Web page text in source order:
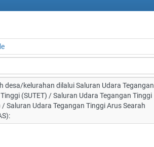
desa/kelurahan dilalui Saluran Udara Tegangan
(SUTET) / Saluran Udara Tegangan Tinggi
/ Saluran Udara Tegangan Tinggi Arus Searah